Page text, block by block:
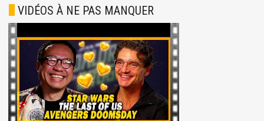
VIDÉOS À NE PAS MANQUER